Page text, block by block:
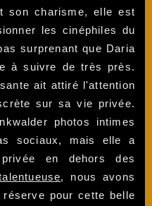
son charisme, elle est
les cinéphiles du
surprenant que Daria
à suivre de très près.
ait attiré l'attention
sur sa vie privée.
photos intimes
sociaux, mais elle a
en dehors des
, nous avons
pour cette belle